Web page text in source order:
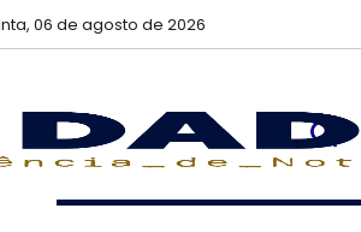
06 de agosto de 2026